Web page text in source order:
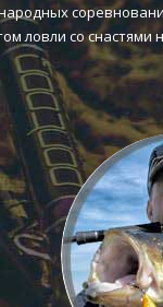
Это
ловли со снастями
Статьи и